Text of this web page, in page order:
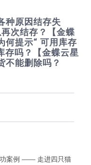
种原因结存失
次结存？【金蝶
何提示“ 可用库存
存吗？【金蝶云星
不能删除吗？
功案例 —— 走进四只猫